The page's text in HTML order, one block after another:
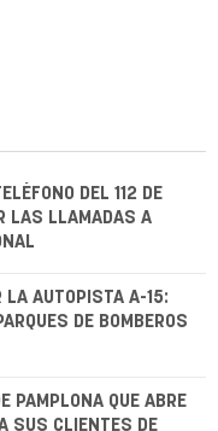
DEL 112 DE
LAS LLAMADAS A
LA AUTOPISTA A-15:
DE BOMBEROS
PAMPLONA QUE ABRE
SUS CLIENTES DE